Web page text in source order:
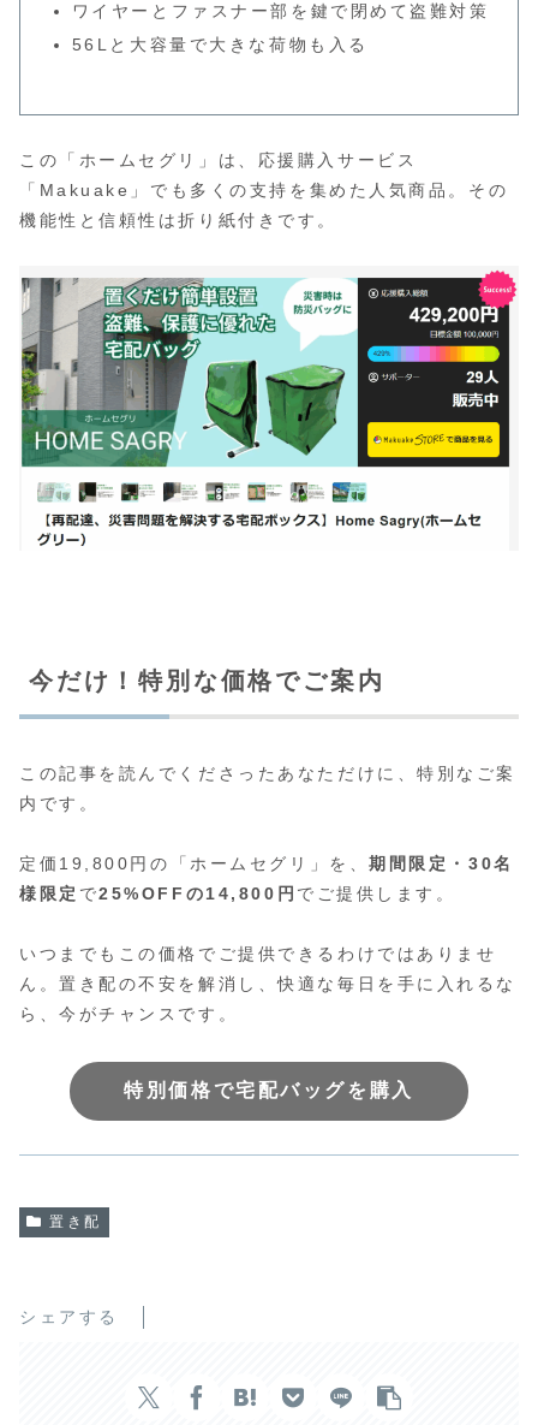
ワイヤーとファスナー部を鍵で閉めて盗難対策
56Lと大容量で大きな荷物も入る
この「ホームセグリ」は、応援購入サービス
「Makuake」でも多くの支持を集めた人気商品。その
機能性と信頼性は折り紙付きです。
今だけ！特別な価格でご案内
この記事を読んでくださったあなただけに、特別なご案
内です。
定価19,800円の「ホームセグリ」を、期間限定・30名
様限定 で25%OFFの14,800円 でご提供します。
いつまでもこの価格でご提供できるわけではありませ
ん。置き配の不安を解消し、快適な毎日を手に入れるな
ら、今がチャンスです。
特別価格で宅配バッグを購入
置き配
シェアする